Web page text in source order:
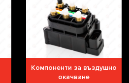
Компоненти за въздушно
окачване